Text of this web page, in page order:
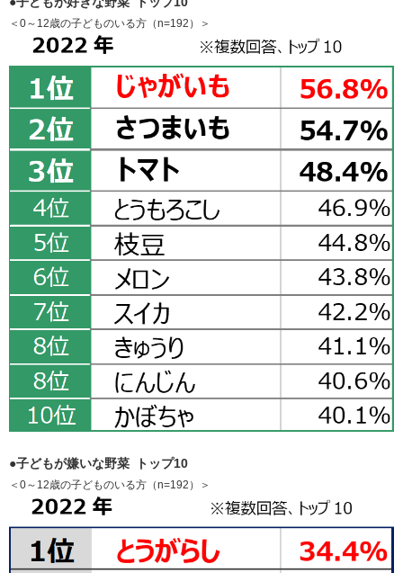
＜0～12歳の子どものいる方（n=192）＞
●子どもが嫌いな野菜 トップ10
＜0～12歳の子どものいる方（n=192）＞